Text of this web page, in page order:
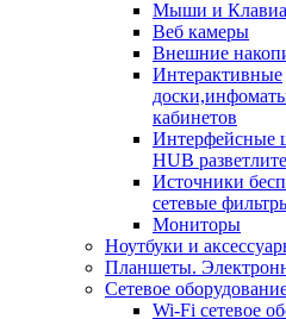
Мыши и
Веб камеры
Внешние
Интерактивные
кабинетов
Интерфейсные
HUB
Источники
сетевые
Мониторы
Ноутбуки и
Планшеты.
Сетевое
Wi-Fi сетевое